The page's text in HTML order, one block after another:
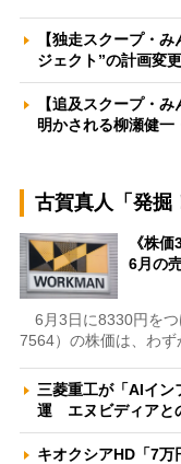
【独走スクープ・
ジェクト”の計画変
【追及スクープ・
明かされる柳瀬健
古賀真人「発掘
《株
6月の
6月3日に8330円をつ
7564）の株価は、わ
三菱重工が「AIイン
運 エヌビディアと
キオクシアHD「7万